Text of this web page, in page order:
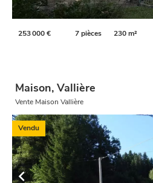
253 000 € 7 pièces 230 m²
Maison, Vallière
Vente Maison Vallière
Vendu